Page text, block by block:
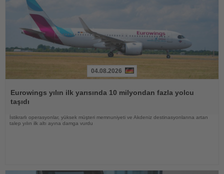
Oku
04.08.2026
Eurowings yılın ilk yarısında 10 milyondan fazla yolcu
taşıdı
İstikrarlı operasyonlar, yüksek müşteri memnuniyeti ve Akdeniz destinasyonlarına artan
talep yılın ilk altı ayına damga vurdu